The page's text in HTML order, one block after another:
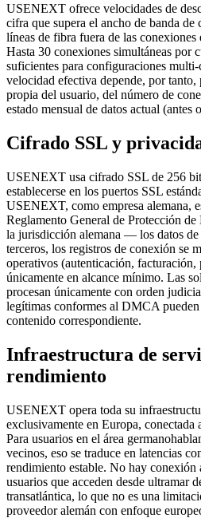
USENEXT ofrece velocidades de
cifra que supera el ancho de banda de
líneas de fibra fuera de las conexiones
Hasta 30 conexiones simultáneas por
suficientes para configuraciones
velocidad efectiva depende, por
propia del usuario, del número de
estado mensual de datos actual (antes
Cifrado SSL y
USENEXT usa cifrado SSL de 256
establecerse en los puertos SSL
USENEXT, como empresa alemana,
Reglamento General de Protección
la jurisdicción alemana — los datos de
terceros, los registros de conexión se
operativos (autenticación, facturación,
únicamente en alcance mínimo. Las
procesan únicamente con orden
legítimas conformes al DMCA
contenido correspondiente.
Infraestructura de
rendimiento
USENEXT opera toda su
exclusivamente en Europa, conectada
Para usuarios en el área
vecinos, eso se traduce en latencias
rendimiento estable. No hay
usuarios que acceden desde ultramar
transatlántica, lo que no es una
proveedor alemán con enfoque